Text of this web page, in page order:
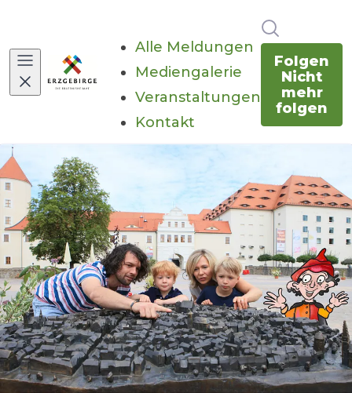
Alle Meldungen
Mediengalerie
Veranstaltungen
Kontakt
Folgen
Nicht
mehr
folgen